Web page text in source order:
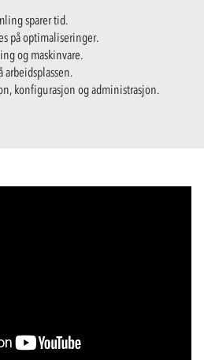
sparer tid.
på optimaliseringer.
og maskinvare.
arbeidsplassen.
konfigurasjon og administrasjon.